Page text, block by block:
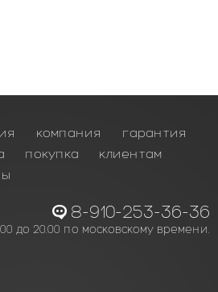
компания
гарантия
покупка
клиентам
8-910-253-36-36
до 20.00 по московскому времени.